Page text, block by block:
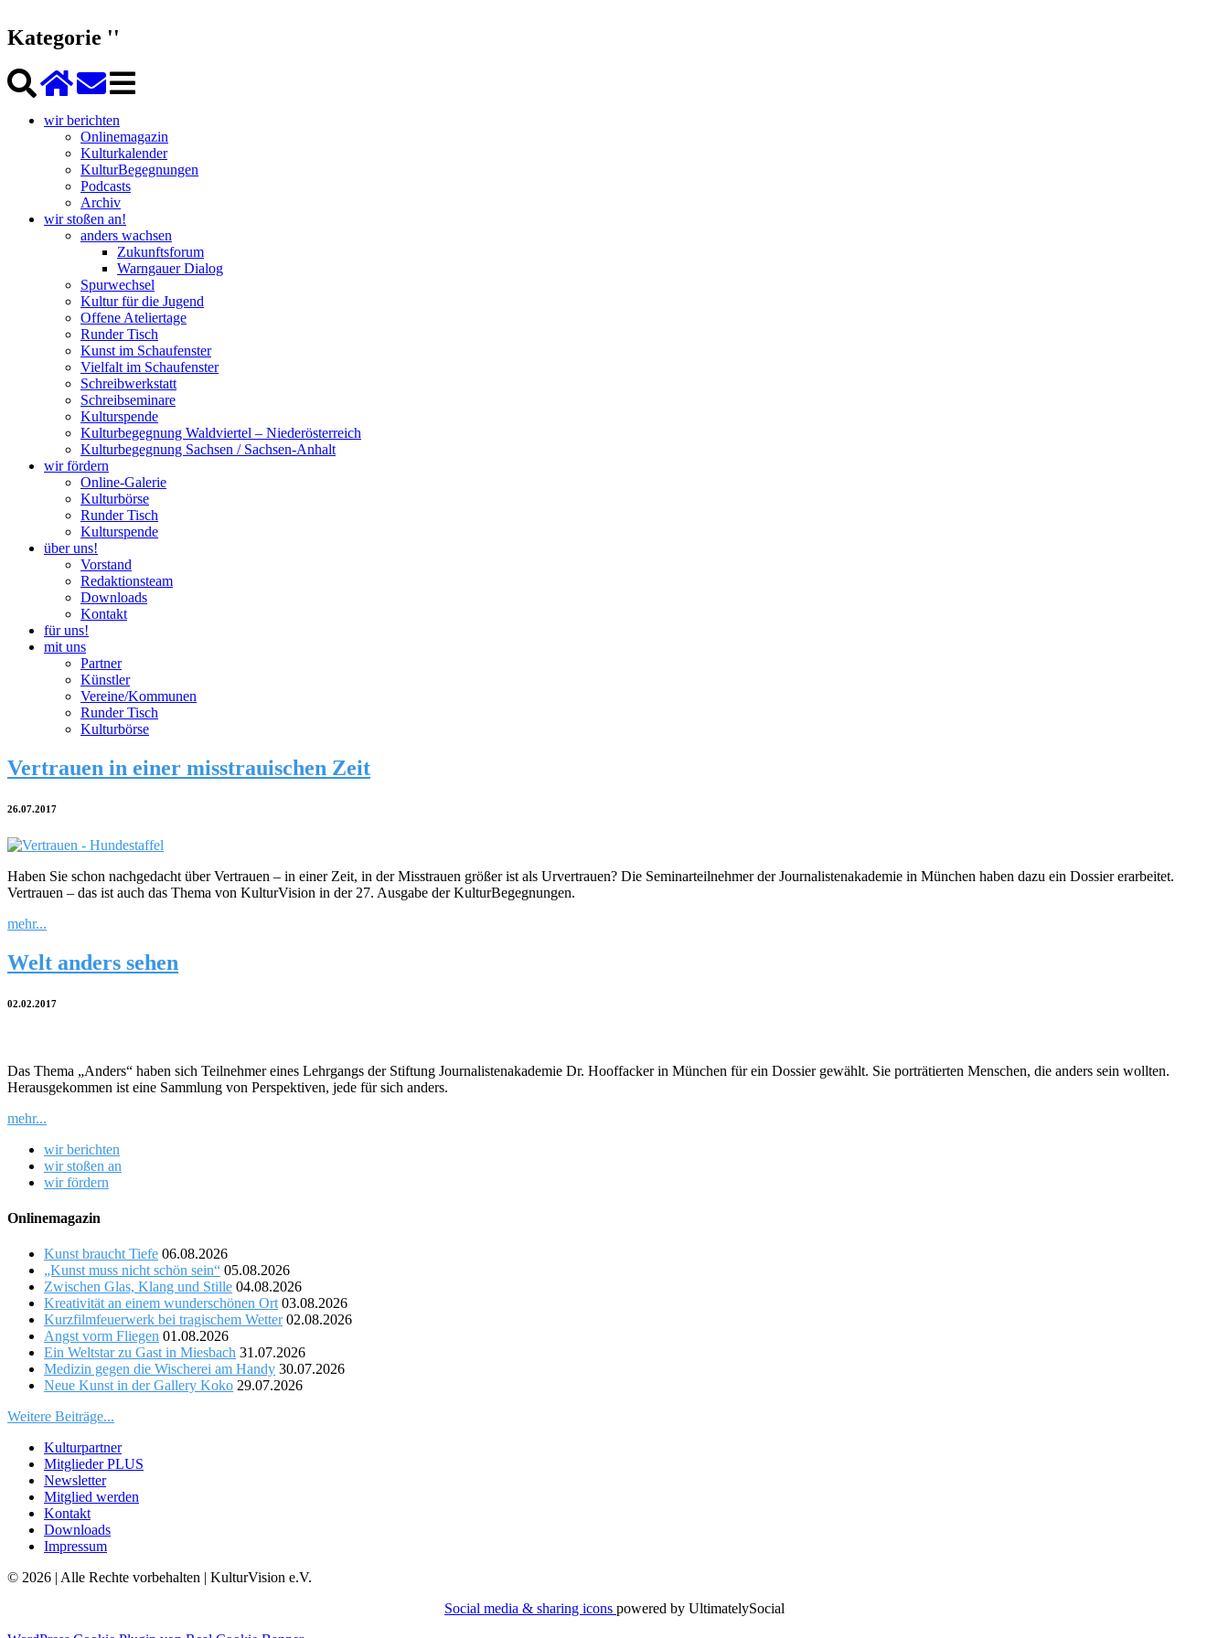
Kategorie ''
wir berichten
Onlinemagazin
Kulturkalender
KulturBegegnungen
Podcasts
Archiv
wir stoßen an!
anders wachsen
Zukunftsforum
Warngauer Dialog
Spurwechsel
Kultur für die Jugend
Offene Ateliertage
Runder Tisch
Kunst im Schaufenster
Vielfalt im Schaufenster
Schreibwerkstatt
Schreibseminare
Kulturspende
Kulturbegegnung Waldviertel – Niederösterreich
Kulturbegegnung Sachsen / Sachsen-Anhalt
wir fördern
Online-Galerie
Kulturbörse
Runder Tisch
Kulturspende
über uns!
Vorstand
Redaktionsteam
Downloads
Kontakt
für uns!
mit uns
Partner
Künstler
Vereine/Kommunen
Runder Tisch
Kulturbörse
Vertrauen in einer misstrauischen Zeit
26.07.2017
Haben Sie schon nachgedacht über Vertrauen – in einer Zeit, in der Misstrauen größer ist als Urvertrauen? Die Seminarteilnehmer der Journalistenakademie in München haben dazu ein Dossier erarbeitet.
Vertrauen – das ist auch das Thema von KulturVision in der 27. Ausgabe der KulturBegegnungen.
mehr...
Welt anders sehen
02.02.2017
Das Thema „Anders“ haben sich Teilnehmer eines Lehrgangs der Stiftung Journalistenakademie Dr. Hooffacker in München für ein Dossier gewählt. Sie porträtierten Menschen, die anders sein wollten.
Herausgekommen ist eine Sammlung von Perspektiven, jede für sich anders.
mehr...
wir berichten
wir stoßen an
wir fördern
Onlinemagazin
Kunst braucht Tiefe 06.08.2026
„Kunst muss nicht schön sein“ 05.08.2026
Zwischen Glas, Klang und Stille 04.08.2026
Kreativität an einem wunderschönen Ort 03.08.2026
Kurzfilmfeuerwerk bei tragischem Wetter 02.08.2026
Angst vorm Fliegen 01.08.2026
Ein Weltstar zu Gast in Miesbach 31.07.2026
Medizin gegen die Wischerei am Handy 30.07.2026
Neue Kunst in der Gallery Koko 29.07.2026
Weitere Beiträge...
Kulturpartner
Mitglieder PLUS
Newsletter
Mitglied werden
Kontakt
Downloads
Impressum
© 2026 | Alle Rechte vorbehalten | KulturVision e.V.
Social media & sharing icons powered by UltimatelySocial